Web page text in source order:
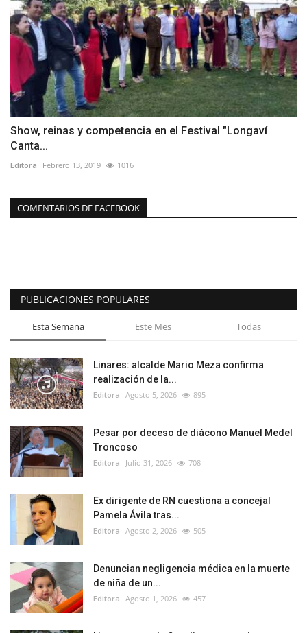
Show, reinas y competencia en el Festival "Longaví
Canta...
Editora Febrero 13, 2019 1016
COMENTARIOS DE FACEBOOK
PUBLICACIONES POPULARES
Esta Semana Este Mes Todas
Linares: alcalde Mario Meza confirma
realización de la...
Editora Agosto 5, 2026 895
Pesar por deceso de diácono Manuel Medel
Troncoso
Editora Julio 31, 2026 708
Ex dirigente de RN cuestiona a concejal
Pamela Ávila tras...
Editora Agosto 2, 2026 505
Denuncian negligencia médica en la muerte
de niña de un...
Editora Agosto 1, 2026 457